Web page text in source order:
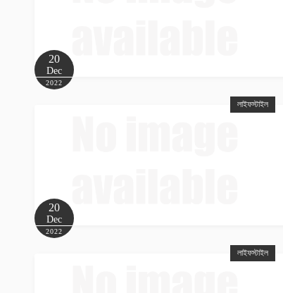
20
Dec
2022
লাইফস্টাইল
20
Dec
2022
লাইফস্টাইল